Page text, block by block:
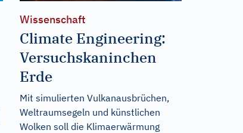
Wissenschaft
Climate Engineering:
Versuchskaninchen
Erde
Mit simulierten Vulkanausbrüchen,
Weltraumsegeln und künstlichen
Wolken soll die Klimaerwärmung